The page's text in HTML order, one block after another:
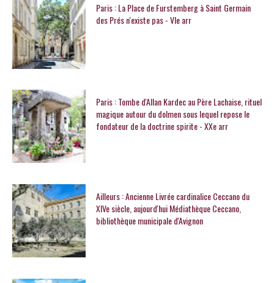
Paris : La Place de Furstemberg à Saint Germain
des Prés n'existe pas - VIe arr
Paris : Tombe d'Allan Kardec au Père Lachaise, rituel
magique autour du dolmen sous lequel repose le
fondateur de la doctrine spirite - XXe arr
Ailleurs : Ancienne Livrée cardinalice Ceccano du
XIVe siècle, aujourd'hui Médiathèque Ceccano,
bibliothèque municipale d'Avignon